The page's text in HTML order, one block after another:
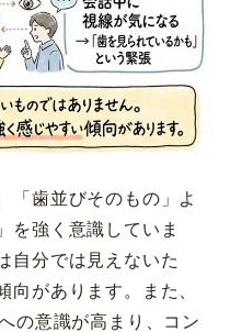
「歯並びそのもの」よ
を強く意識していま
自分では見えないた
向があります。また、
の意識が高まり、コン